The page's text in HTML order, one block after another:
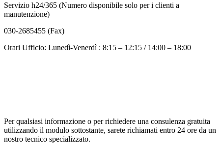
Servizio h24/365 (Numero disponibile solo per i clienti a
manutenzione)
030-2685455 (Fax)
Orari Ufficio: Lunedì-Venerdì : 8:15 – 12:15 / 14:00 – 18:00
Per qualsiasi informazione o per richiedere una consulenza gratuita
utilizzando il modulo sottostante, sarete richiamati entro 24 ore da un
nostro tecnico specializzato.